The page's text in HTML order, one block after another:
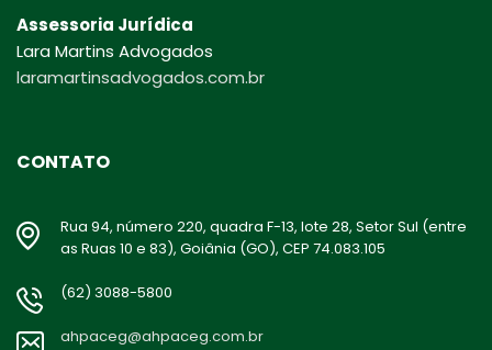
Assessoria Jurídica
Lara Martins Advogados
laramartinsadvogados.com.br
CONTATO
Rua 94, número 220, quadra F-13, lote 28, Setor Sul (entre
as Ruas 10 e 83), Goiânia (GO), CEP 74.083.105
(62) 3088-5800
ahpaceg@ahpaceg.com.br